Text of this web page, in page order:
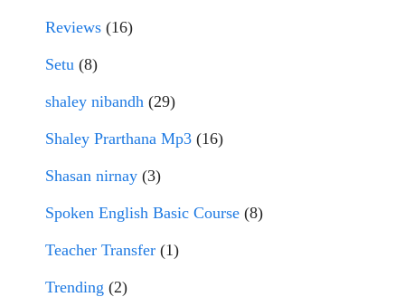
Reviews (16)
Setu (8)
shaley nibandh (29)
Shaley Prarthana Mp3 (16)
Shasan nirnay (3)
Spoken English Basic Course (8)
Teacher Transfer (1)
Trending (2)